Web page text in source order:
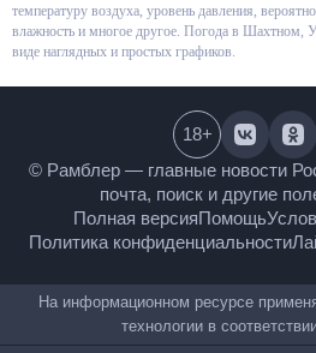
общие данные, но и следующую
уровень давления, вероятность осадков,
многое другое. Погода в Шахтном, Украина,
© Рамблер — главные
гороскопы, почта, поиск и
Полная версияПомощь
Все
18+
На информационном